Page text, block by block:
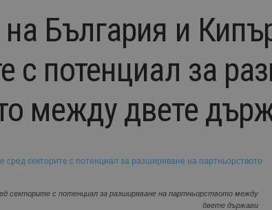
България и
с потенциал за
между двете
секторите с потенциал за разширяване на партньорството между
двете държави